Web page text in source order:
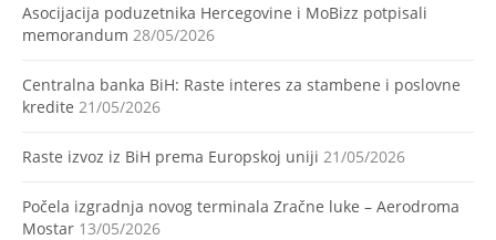
Asocijacija poduzetnika Hercegovine i MoBizz potpisali
memorandum 28/05/2026
Centralna banka BiH: Raste interes za stambene i poslovne
kredite 21/05/2026
Raste izvoz iz BiH prema Europskoj uniji 21/05/2026
Počela izgradnja novog terminala Zračne luke – Aerodroma
Mostar 13/05/2026